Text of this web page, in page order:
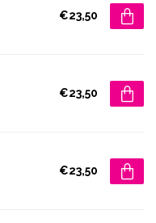
€23,50
€23,50
€23,50